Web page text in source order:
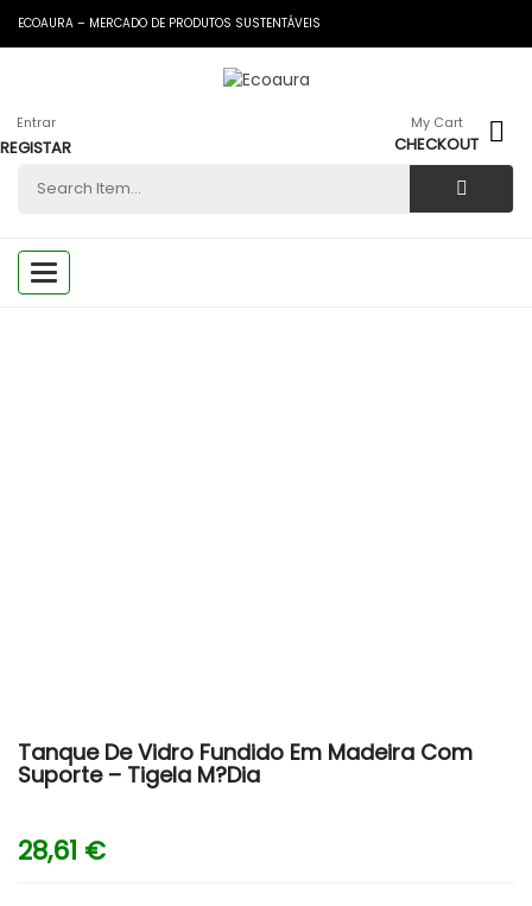
ECOAURA – MERCADO DE PRODUTOS SUSTENTÁVEIS
Entrar
REGISTAR
My Cart
CHECKOUT
Toggle
navigation
Tanque De Vidro Fundido Em Madeira Com
Suporte – Tigela M?dia
28,61 €